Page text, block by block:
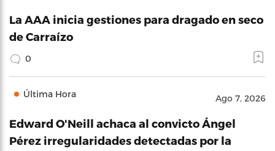
La AAA inicia gestiones para dragado en seco
de Carraízo
0
Última Hora Ago 7, 2026
Edward O'Neill achaca al convicto Ángel
Pérez irregularidades detectadas por la